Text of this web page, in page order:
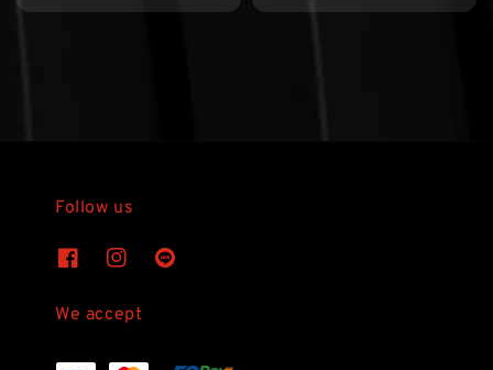
price
price
Follow us
We accept